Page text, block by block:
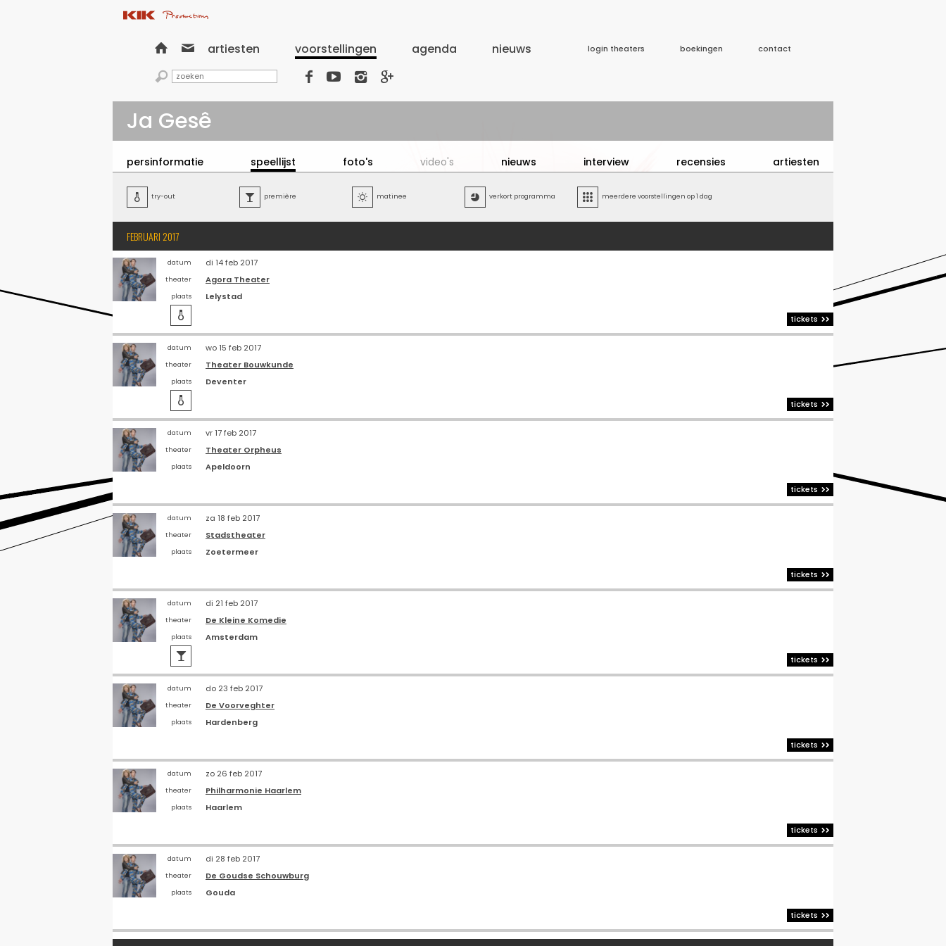
  artiesten voorstellingen agenda nieuws login theaters boekingen contact
    
Ja Gesê
persinformatie speellijst foto's video's nieuws interview recensies artiesten
 try-out  première  matinee  verkort programma  meerdere voorstellingen op 1 dag
FEBRUARI 2017
datum di 14 feb 2017
theater Agora Theater
plaats Lelystad
 tickets
datum wo 15 feb 2017
theater Theater Bouwkunde
plaats Deventer
 tickets
datum vr 17 feb 2017
theater Theater Orpheus
plaats
Apeldoorn
tickets
datum za 18 feb 2017
theater Stadstheater
plaats
Zoetermeer
tickets
datum di 21 feb 2017
theater De Kleine Komedie
plaats Amsterdam
 tickets
datum do 23 feb 2017
theater De Voorveghter
plaats
Hardenberg
tickets
datum zo 26 feb 2017
theater Philharmonie Haarlem
plaats
Haarlem
tickets
datum di 28 feb 2017
theater De Goudse Schouwburg
plaats
Gouda
tickets